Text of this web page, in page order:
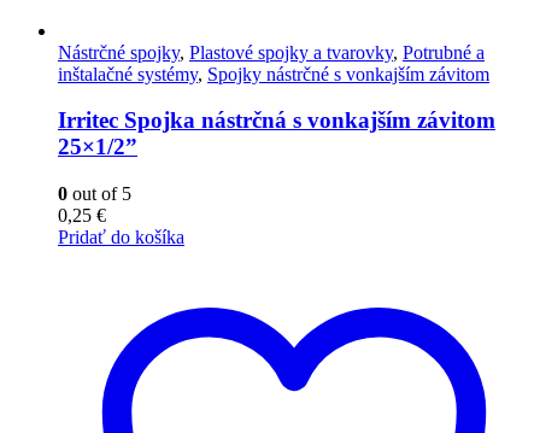
Nástrčné spojky, Plastové spojky a tvarovky, Potrubné a
inštalačné systémy, Spojky nástrčné s vonkajším závitom
Irritec Spojka nástrčná s vonkajším závitom
25×1/2”
0 out of 5
0,25 €
Pridať do košíka